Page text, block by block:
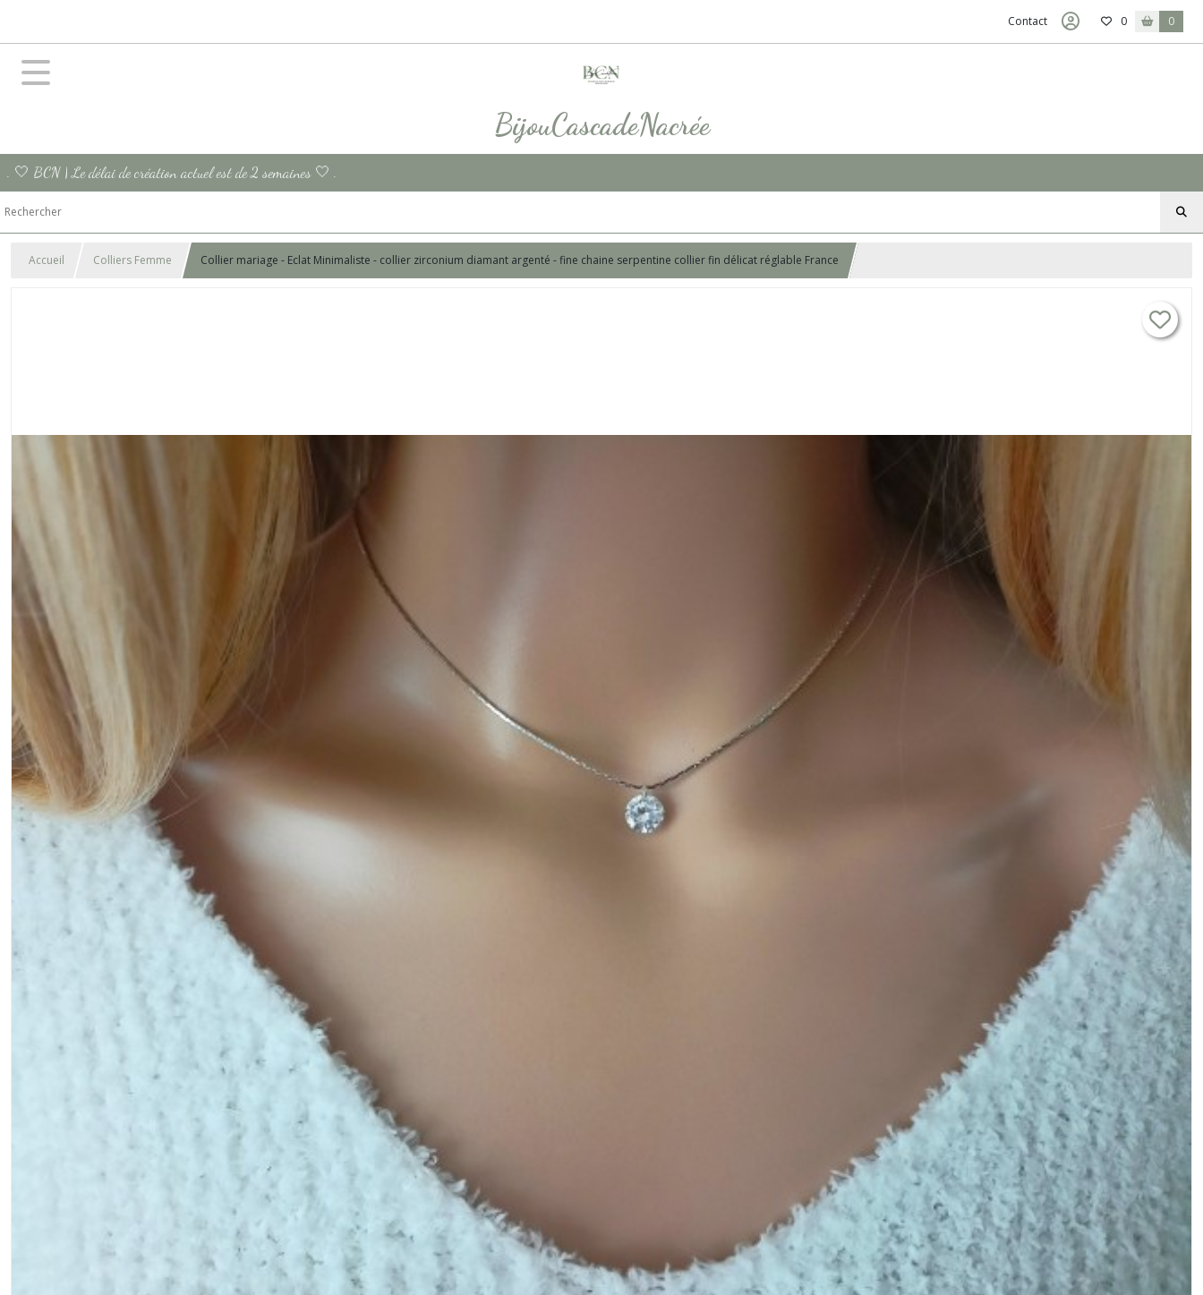
Contact 0 0
BijouCascadeNacrée
. 🤍 BCN | Le délai de création actuel est de 2 semaines 🤍 .
Accueil Colliers Femme Collier mariage - Eclat Minimaliste - collier zirconium diamant argenté - fine chaine serpentine collier fin délicat réglable France